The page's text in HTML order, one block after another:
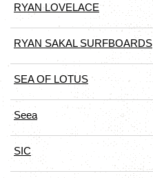
RYAN LOVELACE
RYAN SAKAL SURFBOARDS
SEA OF LOTUS
Seea
SIC